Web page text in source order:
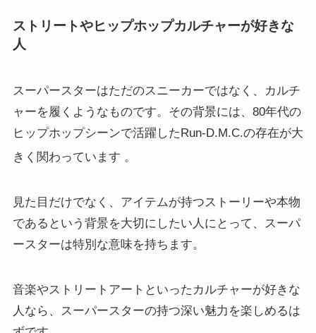
ストリートやヒップホップカルチャーが好きな
人
スーパースターはただのスニーカーではなく、カルチ
ャーを履くようなものです。その背景には、80年代の
ヒップホップシーンで活躍したRun-D.M.C.の存在が大
きく関わっています 。
見た目だけでなく、アイテムが持つストーリーや本物
であるという背景を大切にしたい人にとって、スーパ
ースターは特別な意味を持ちます。
音楽やストリートアートといったカルチャーが好きな
人なら、スーパースターの持つ深い魅力を楽しめるは